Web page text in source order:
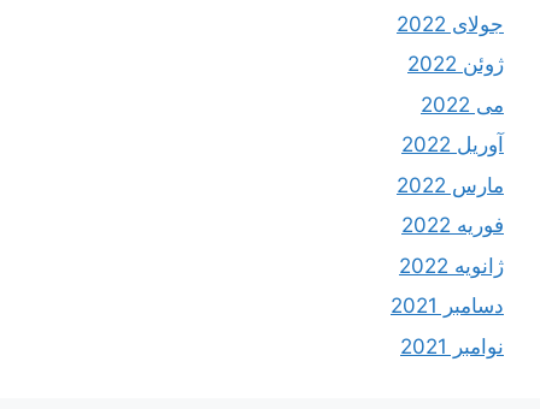
جولای 2022
ژوئن 2022
می 2022
آوریل 2022
مارس 2022
فوریه 2022
ژانویه 2022
دسامبر 2021
نوامبر 2021